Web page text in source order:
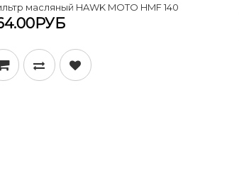
масляный HAWK MOTO HMF 140